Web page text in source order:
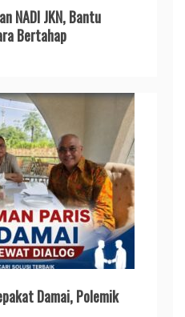
NADI JKN, Bantu
Bertahap
Damai, Polemik